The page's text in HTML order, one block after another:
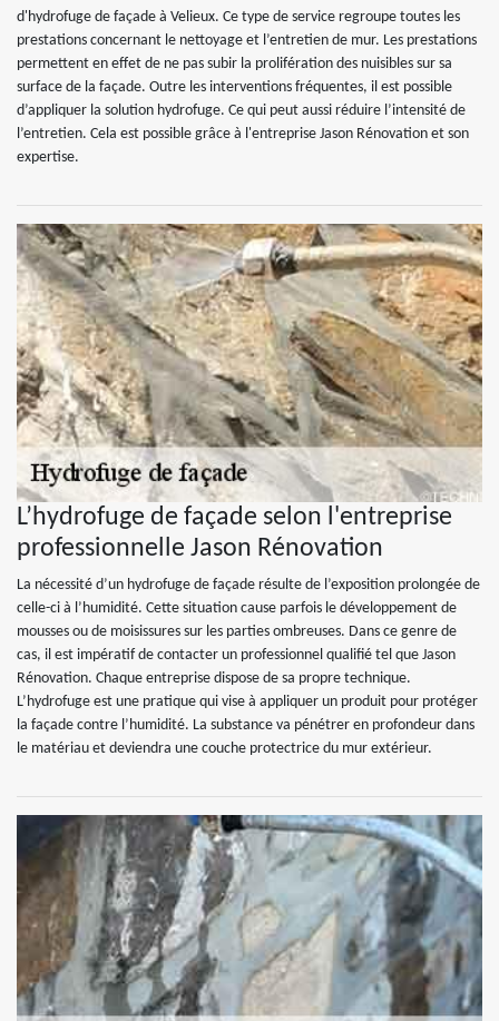
d'hydrofuge de façade à Velieux. Ce type de service regroupe toutes les
prestations concernant le nettoyage et l’entretien de mur. Les prestations
permettent en effet de ne pas subir la prolifération des nuisibles sur sa
surface de la façade. Outre les interventions fréquentes, il est possible
d’appliquer la solution hydrofuge. Ce qui peut aussi réduire l’intensité de
l’entretien. Cela est possible grâce à l'entreprise Jason Rénovation et son
expertise.
L’hydrofuge de façade selon l'entreprise
professionnelle Jason Rénovation
La nécessité d’un hydrofuge de façade résulte de l’exposition prolongée de
celle-ci à l’humidité. Cette situation cause parfois le développement de
mousses ou de moisissures sur les parties ombreuses. Dans ce genre de
cas, il est impératif de contacter un professionnel qualifié tel que Jason
Rénovation. Chaque entreprise dispose de sa propre technique.
L’hydrofuge est une pratique qui vise à appliquer un produit pour protéger
la façade contre l’humidité. La substance va pénétrer en profondeur dans
le matériau et deviendra une couche protectrice du mur extérieur.